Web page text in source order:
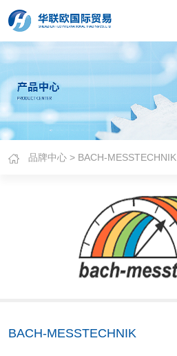
品牌中心 > BACH-MESSTECHNIK
BACH-MESSTECHNIK